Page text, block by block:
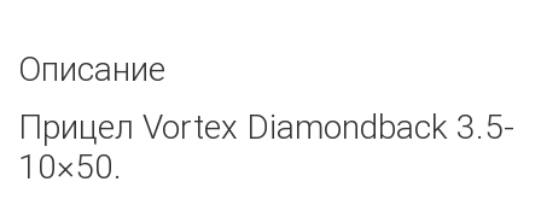
Описание
Прицел Vortex Diamondback 3.5-
10×50.